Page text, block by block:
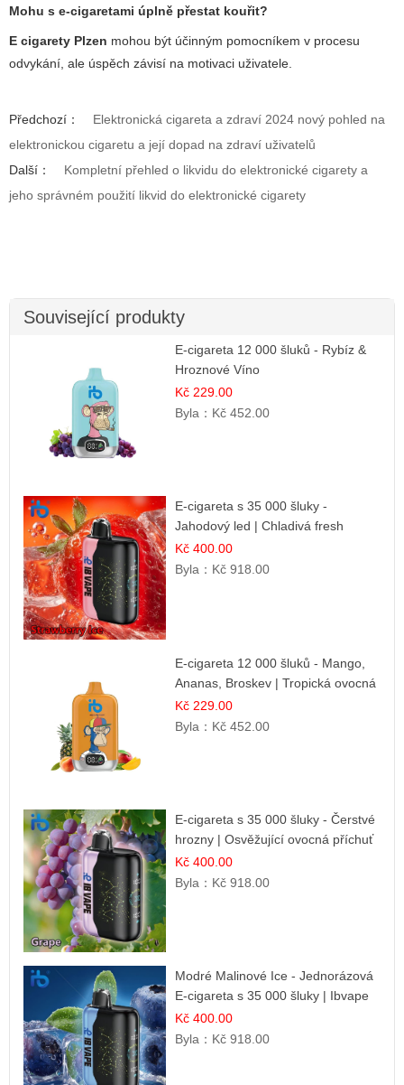
Mohu s e-cigaretami úplně přestat kouřit?
E cigarety Plzen mohou být účinným pomocníkem v procesu
odvykání, ale úspěch závisí na motivaci uživatele.
Předchozí：
Elektronická cigareta a zdraví 2024 nový pohled na
elektronickou cigaretu a její dopad na zdraví uživatelů
Další：
Kompletní přehled o likvidu do elektronické cigarety a
jeho správném použití likvid do elektronické cigarety
Související produkty
E-cigareta 12 000 šluků - Rybíz &
Hroznové Víno
Kč 229.00
Byla： Kč 452.00
E-cigareta s 35 000 šluky -
Jahodový led | Chladivá fresh
příchuť
Kč 400.00
Byla： Kč 918.00
E-cigareta 12 000 šluků - Mango,
Ananas, Broskev | Tropická ovocná
směs
Kč 229.00
Byla： Kč 452.00
E-cigareta s 35 000 šluky - Čerstvé
hrozny | Osvěžující ovocná příchuť
Kč 400.00
Byla： Kč 918.00
Modré Malinové Ice - Jednorázová
E-cigareta s 35 000 šluky | Ibvape
Kč 400.00
Byla： Kč 918.00